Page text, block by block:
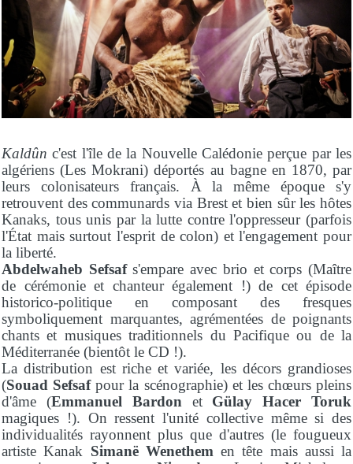
Kaldûn c'est l'île de la Nouvelle Calédonie perçue par les
algériens (Les Mokrani) déportés au bagne en 1870, par
leurs colonisateurs français. À la même époque s'y
retrouvent des communards via Brest et bien sûr les hôtes
Kanaks, tous unis par la lutte contre l'oppresseur (parfois
l'État mais surtout l'esprit de colon) et l'engagement pour
la liberté.
Abdelwaheb Sefsafs'empare avec brio et corps (Maître
de cérémonie et chanteur également !) de cet épisode
historico-politique en composant des fresques
symboliquement marquantes, agrémentées de poignants
chants et musiques traditionnels du Pacifique ou de la
Méditerranée (bientôt le CD !).
La distribution est riche et variée, les décors grandioses
(Souad Sefsafpour la scénographie) et les chœurs pleins
d'âme (Emmanuel Bardon et Gülay Hacer Toruk
magiques !). On ressent l'unité collective même si des
individualités rayonnent plus que d'autres (le fougueux
artiste Kanak Simanë Wenethem en tête mais aussi la